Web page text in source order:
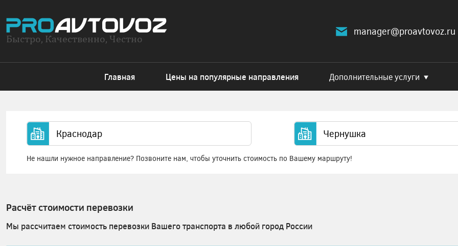
Быстро, Качественно, Честно
manager@proavtovoz.ru
Главная Цены на популярные направления Дополнительные услуги
Не нашли нужное направление? Позвоните нам, чтобы уточнить стоимость по Вашему маршруту!
Расчёт стоимости перевозки
Мы рассчитаем стоимость перевозки Вашего транспорта в любой город России